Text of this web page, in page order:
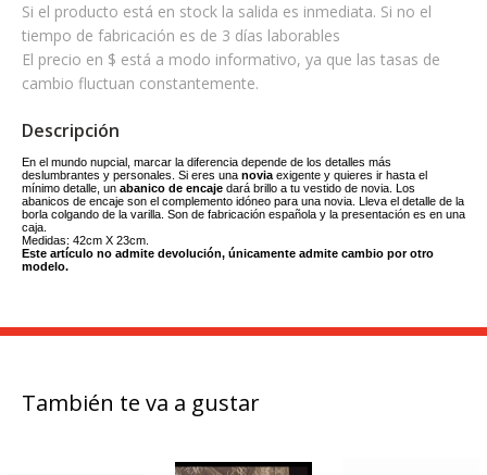
Si el producto está en stock la salida es inmediata. Si no el
tiempo de fabricación es de 3 días laborables
El precio en $ está a modo informativo, ya que las tasas de
cambio fluctuan constantemente.
Descripción
En el mundo nupcial, marcar la diferencia depende de los detalles más
deslumbrantes y personales. Si eres una novia exigente y quieres ir hasta el
mínimo detalle, un abanico de encaje dará brillo a tu vestido de novia. Los
abanicos de encaje son el complemento idóneo para una novia. Lleva el detalle de la
borla colgando de la varilla. Son de fabricación española y la presentación es en una
caja.
Medidas: 42cm X 23cm.
Este artículo no admite devolución, únicamente admite cambio por otro
modelo.
También te va a gustar